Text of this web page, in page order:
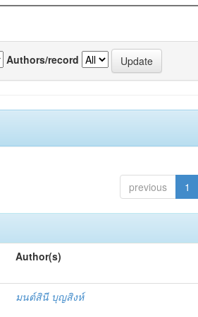
Authors/record
previous 1
Author(s)
มนต์สินี บุญสิงห์